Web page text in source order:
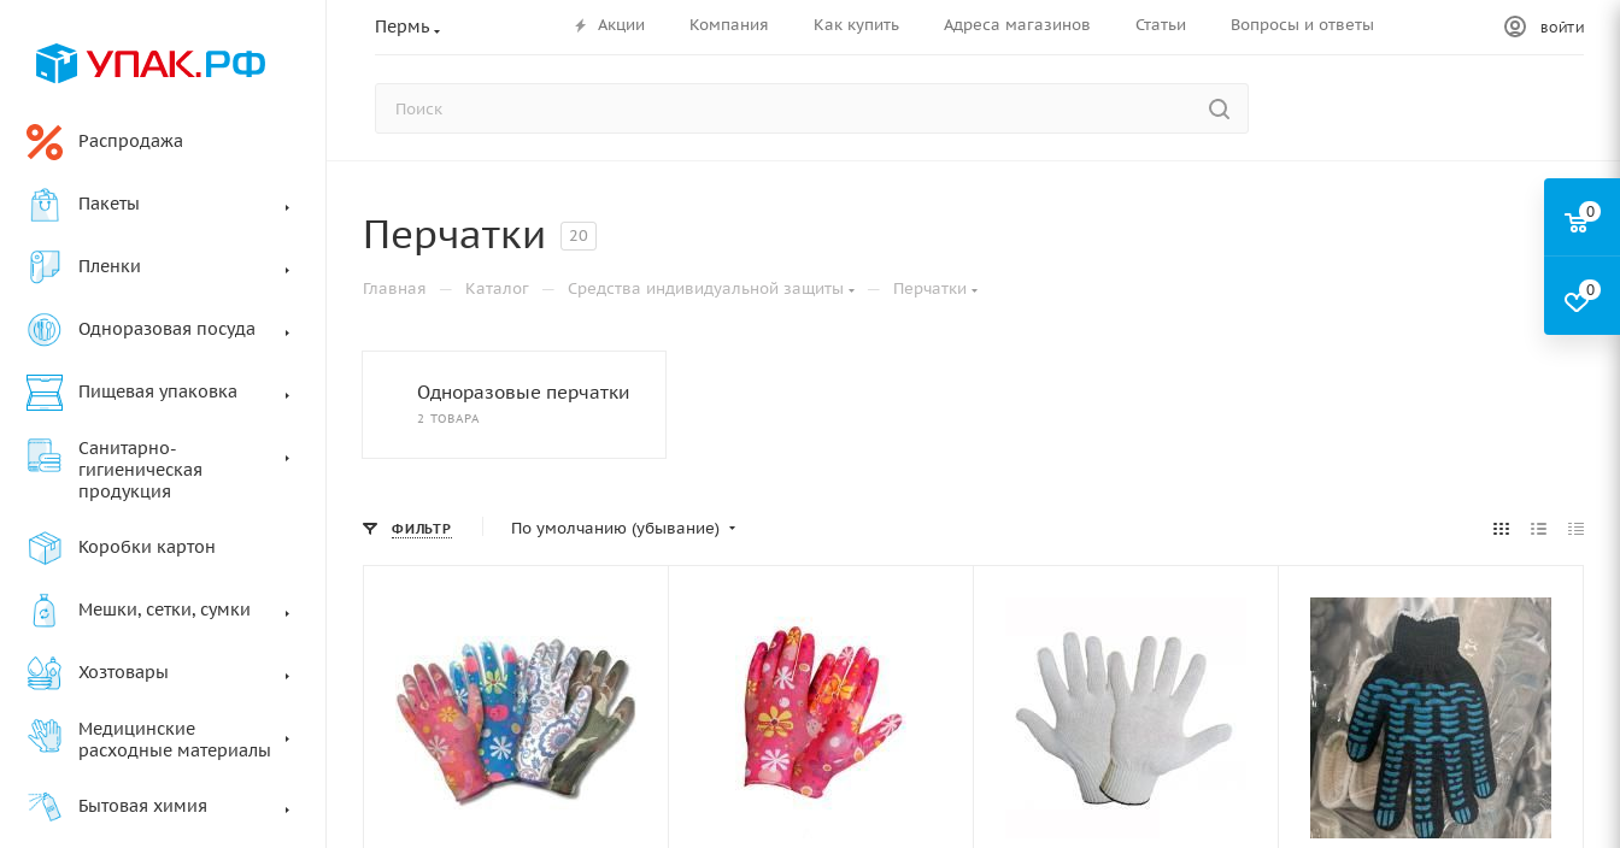
Пермь Акции Компания Как купить Адреса магазинов Статьи Вопросы и ответы ВОЙТИ
Распродажа
Пакеты
Пленки
Одноразовая посуда
Пищевая упаковка
Санитарно-
гигиеническая
продукция
Коробки картон
Мешки, сетки, сумки
Хозтовары
Медицинские
расходные материалы
Бытовая химия
Перчатки 20
Главная — Каталог — Средства индивидуальной защиты — Перчатки
Одноразовые перчатки
2 ТОВАРА
ФИЛЬТР По умолчанию (убывание)
0
0